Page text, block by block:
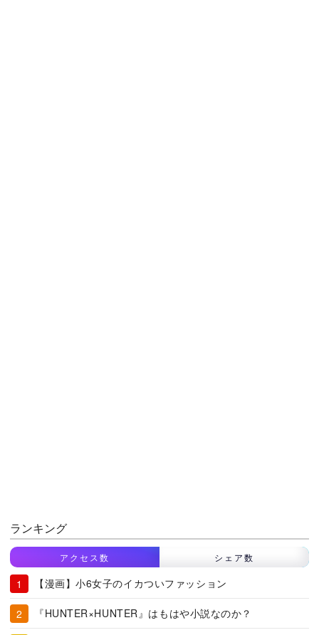
ランキング
アクセス数 シェア数
【漫画】小6女子のイカついファッション
『HUNTER×HUNTER』はもはや小説なのか？